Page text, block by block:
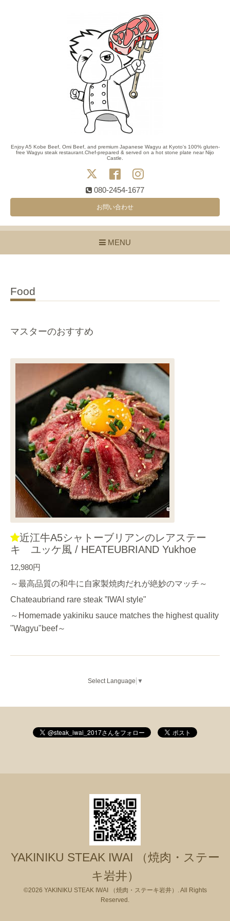
Enjoy A5 Kobe Beef, Omi Beef, and premium Japanese Wagyu at Kyoto's 100% gluten-
free Wagyu steak restaurant.Chef-prepared & served on a hot stone plate near Nijo
Castle.
080-2454-1677
お問い合わせ
MENU
Food
マスターのおすすめ
近江牛A5シャトーブリアンのレアステー
キ ユッケ風 / HEATEUBRIAND Yukhoe
12,980円
～最高品質の和牛に自家製焼肉だれが絶妙のマッチ～
Chateaubriand rare steak ”IWAI style"
～Homemade yakiniku sauce matches the highest quality
"Wagyu"beef～
Select Language ▼
YAKINIKU STEAK IWAI （焼肉・ステー
キ岩井）
©2026 YAKINIKU STEAK IWAI （焼肉・ステーキ岩井）
. All Rights
Reserved.